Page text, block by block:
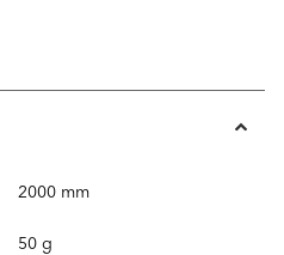
2000 mm
50 g